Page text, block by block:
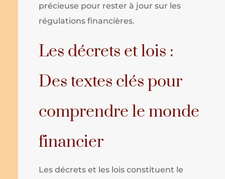
précieuse pour rester à jour sur les
régulations financières.
Les décrets et lois :
Des textes clés pour
comprendre le monde
financier
Les décrets et les lois constituent le